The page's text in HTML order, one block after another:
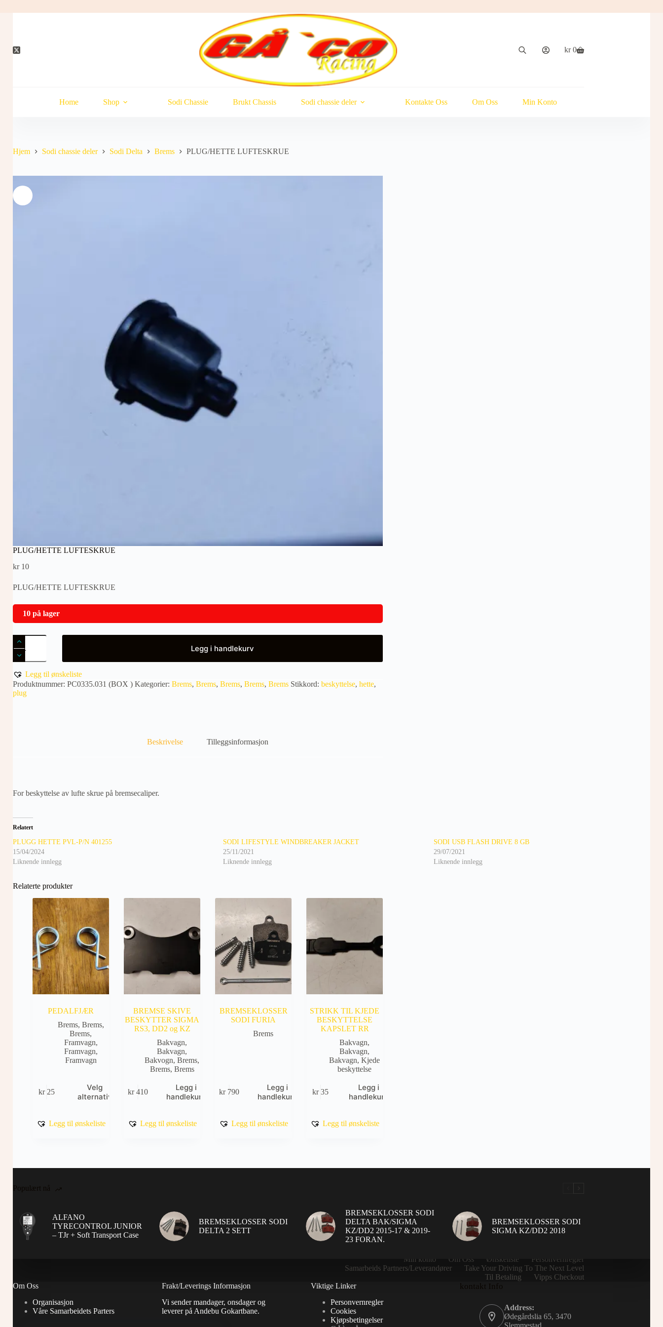
Handlekurv
kr0
Home Shop Sodi Chassie Brukt Chassis Sodi chassie deler Kontakte Oss Om Oss Min Konto
Hjem Sodi chassie deler Sodi Delta Brems PLUG/HETTE LUFTESKRUE
PLUG/HETTE LUFTESKRUE
kr10
PLUG/HETTE LUFTESKRUE
10 på lager
PLUG/HETTE
LUFTESKRUE
antall
Legg i handlekurv
Legg til ønskeliste
Produktnummer: PC0335.031 (BOX ) Kategorier: Brems, Brems, Brems, Brems, Brems Stikkord: beskyttelse, hette,
plug
Beskrivelse Tilleggsinformasjon
For beskyttelse av lufte skrue på bremsecaliper.
Relatert
PLUGG HETTE PVL-P/N 401255
15/04/2024
Liknende innlegg
SODI LIFESTYLE WINDBREAKER JACKET
25/11/2021
Liknende innlegg
SODI USB FLASH DRIVE 8 GB
29/07/2021
Liknende innlegg
Relaterte produkter
PEDALFJÆR
Brems, Brems,
Brems,
Framvagn,
Framvagn,
Framvagn
kr25
Velg
alternativ
produktet
varianter.
Alternativene
Legg til ønskeliste
BREMSE SKIVE
BESKYTTER SIGMA
RS3, DD2 og KZ
Bakvagn,
Bakvagn,
Bakvogn, Brems,
Brems, Brems
kr410
Legg i
handlekurv
Legg til ønskeliste
BREMSEKLOSSER
SODI FURIA
Brems
kr790
Legg i
handlekurv
Legg til ønskeliste
STRIKK TIL KJEDE
BESKYTTELSE
KAPSLET RR
Bakvagn,
Bakvagn,
Bakvagn, Kjede
beskyttelse
kr35
Legg i
handlekurv
Legg til ønskeliste
Populært nå
ALFANO
TYRECONTROL JUNIOR
– TJr + Soft Transport Case
BREMSEKLOSSER SODI
DELTA 2 SETT
BREMSEKLOSSER SODI
DELTA BAK/SIGMA
KZ/DD2 2015-17 & 2019-
23 FORAN.
BREMSEKLOSSER SODI
SIGMA KZ/DD2 2018
Min konto
Om Oss Ønskeliste
Personvernregler
Samarbeids Partners/Leverandører
Take Your Driving To The Next Level
Til Betaling
Vipps Checkout
Om Oss
Organisasjon
Våre Samarbeidets Parters
Frakt/Leverings Informasjon
Vi sender mandager, onsdager og
leverer på Andebu Gokartbane.
Viktige Linker
Personvernregler
Cookies
Kjøpsbetingelser
kontakt Info
Address:
Ødegårdslia 65, 3470
Slemmestad